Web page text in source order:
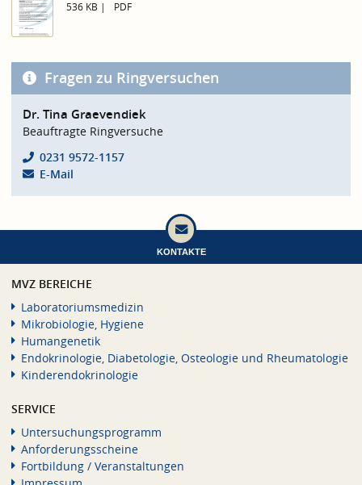
536 KB PDF
Fragen zu Ringversuchen
Dr. Tina Graevendiek
Beauftragte Ringversuche
0231 9572-1157
E-Mail
KONTAKTE
MVZ BEREICHE
Laboratoriumsmedizin
Mikrobiologie, Hygiene
Humangenetik
Endokrinologie, Diabetologie, Osteologie und Rheumatologie
Kinderendokrinologie
SERVICE
Untersuchungsprogramm
Anforderungsscheine
Fortbildung / Veranstaltungen